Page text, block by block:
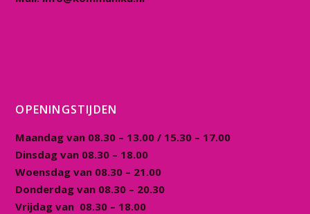
OPENINGSTIJDEN
Maandag van 08.30 – 13.00 / 15.30 – 17.00
Dinsdag van 08.30 – 18.00
Woensdag van 08.30 – 21.00
Donderdag van 08.30 – 20.30
Vrijdag van 08.30 – 18.00